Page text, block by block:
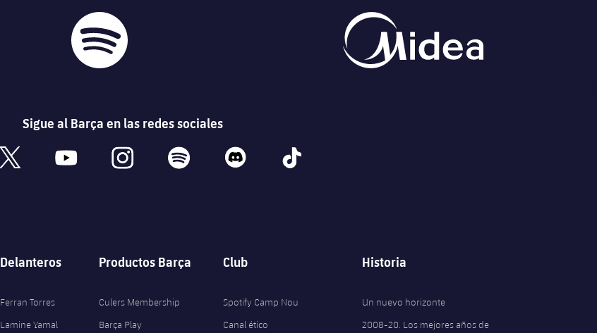
Sigue al Barça en las redes sociales
x youtube instagram spotify discord tiktok
Delanteros
Ferran Torres
Lamine Yamal
Productos Barça
Culers Membership
Barça Play
Club
Spotify Camp Nou
Canal ético
Historia
Un nuevo horizonte
2008-20. Los mejores años de